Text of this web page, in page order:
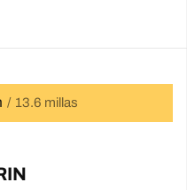
13.6 millas